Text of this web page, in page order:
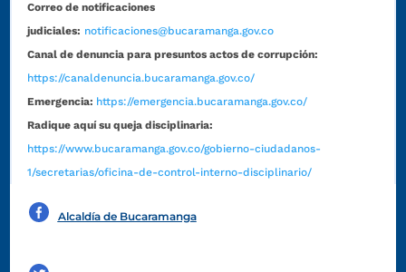
Correo de notificaciones
judiciales: notificaciones@bucaramanga.gov.co
Canal de denuncia para presuntos actos de corrupción:
https://canaldenuncia.bucaramanga.gov.co/
Emergencia: https://emergencia.bucaramanga.gov.co/
Radique aquí su queja disciplinaria:
https://www.bucaramanga.gov.co/gobierno-ciudadanos-
1/secretarias/oficina-de-control-interno-disciplinario/
Alcaldía de Bucaramanga